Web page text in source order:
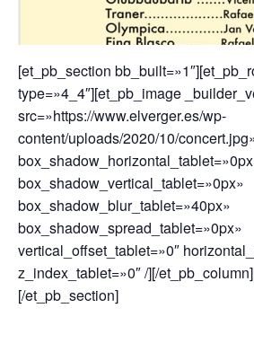
[et_pb_section
type=»4_4″][et_pb_image
src=»https://www.elverger.es/wp-
content/uploads/2020/10/
box_shadow_vertical_tablet=»0px»
box_shadow_blur_tablet=»40px»
box_shadow_spread_tablet=»0px»
vertical_offset_tablet=»0″
z_index_tablet=»0″ /][/
[/et_pb_section]